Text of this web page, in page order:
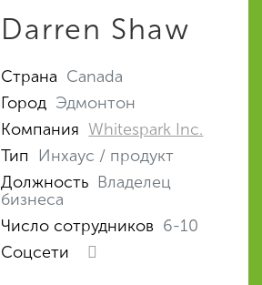
Darren Shaw
Страна Canada
Город Эдмонтон
Компания Whitespark Inc.
Тип Инхаус / продукт
Должность Владелец
бизнеса
Число сотрудников 6-10
Соцсети